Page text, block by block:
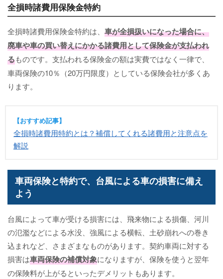
全損時諸費用保険金特約
全損時諸費用保険金特約は、 車が全損扱いになった場合に、
廃車や車の買い替えにかかる諸費用として保険金が支払われ
るものです。支払われる保険金の額は実費ではなく一律で、
車両保険の10％（20万円限度）としている保険会社が多くあ
ります。
【おすすめ記事】
全損時諸費用特約とは？補償してくれる諸費用と注意点を
解説
車両保険と特約で、台風による車の損害に備え
よう
台風によって車が受ける損害には、飛来物による損傷、河川
の氾濫などによる水没、強風による横転、土砂崩れへの巻き
込まれなど、さまざまなものがあります。契約車両に対する
損害は車両保険の補償対象になりますが、保険を使うと翌年
の保険料が上がるといったデメリットもあります。